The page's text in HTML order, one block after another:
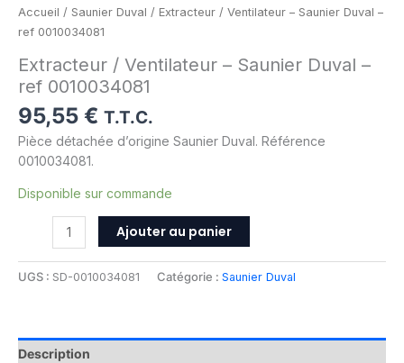
Accueil / Saunier Duval / Extracteur / Ventilateur – Saunier Duval –
ref 0010034081
Extracteur / Ventilateur – Saunier Duval –
ref 0010034081
95,55 € T.T.C.
Pièce détachée d’origine Saunier Duval. Référence
0010034081.
Disponible sur commande
Ajouter au panier
UGS : SD-0010034081 Catégorie : Saunier Duval
Description